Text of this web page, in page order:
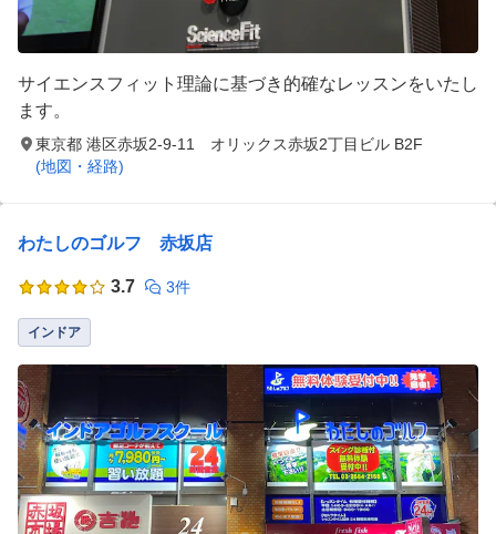
サイエンスフィット理論に基づき的確なレッスンをいたし
ます。
東京都 港区赤坂2-9-11 オリックス赤坂2丁目ビル B2F
(地図・経路)
わたしのゴルフ 赤坂店
3.7 3件
インドア